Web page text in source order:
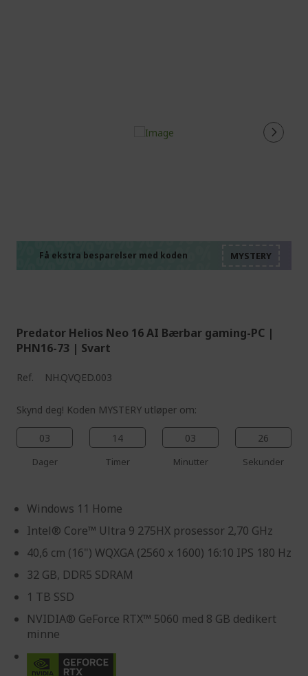
Få ekstra besparelser med koden
Predator Helios Neo 16 AI Bærbar gaming-PC |
PHN16-73 | Svart
Ref. NH.QVQED.003
Skynd deg! Koden MYSTERY utløper om:
03
Dager
14
Timer
03
Minutter
25
Sekunder
Windows 11 Home
Intel® Core™ Ultra 9 275HX prosessor 2,70 GHz
40,6 cm (16") WQXGA (2560 x 1600) 16:10 IPS 180 Hz
32 GB, DDR5 SDRAM
1 TB SSD
NVIDIA® GeForce RTX™ 5060 med 8 GB dedikert
minne